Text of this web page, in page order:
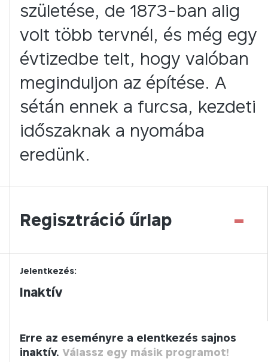
születése, de 1873-ban alig
volt több tervnél, és még egy
évtizedbe telt, hogy valóban
meginduljon az építése. A
sétán ennek a furcsa, kezdeti
időszaknak a nyomába
eredünk.
Regisztráció űrlap -
Jelentkezés:
Inaktív
Erre az eseményre a elentkezés sajnos
inaktív. Válassz egy másik programot!